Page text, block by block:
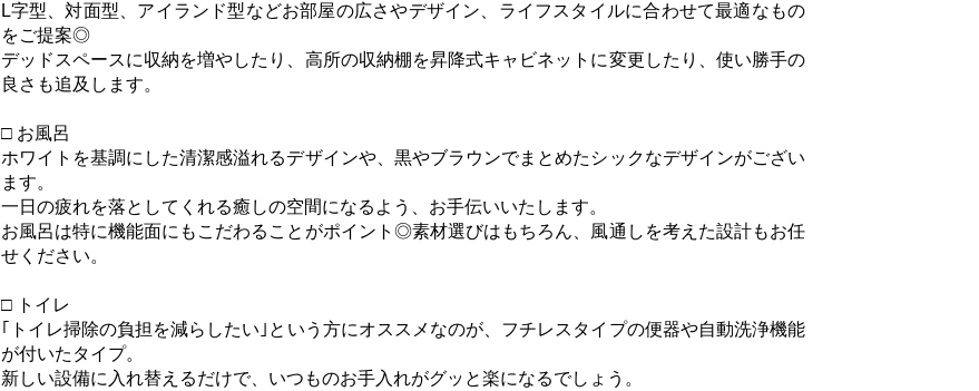
L字型、対面型、アイランド型などお部屋の広さやデザイン、ライフスタイルに合わせて最適なもの
をご提案◎
デッドスペースに収納を増やしたり、高所の収納棚を昇降式キャビネットに変更したり、使い勝手の
良さも追及します。
□ お風呂
ホワイトを基調にした清潔感溢れるデザインや、黒やブラウンでまとめたシックなデザインがござい
ます。
一日の疲れを落としてくれる癒しの空間になるよう、お手伝いいたします。
お風呂は特に機能面にもこだわることがポイント◎素材選びはもちろん、風通しを考えた設計もお任
せください。
□ トイレ
｢トイレ掃除の負担を減らしたい｣という方にオススメなのが、フチレスタイプの便器や自動洗浄機能
が付いたタイプ。
新しい設備に入れ替えるだけで、いつものお手入れがグッと楽になるでしょう。